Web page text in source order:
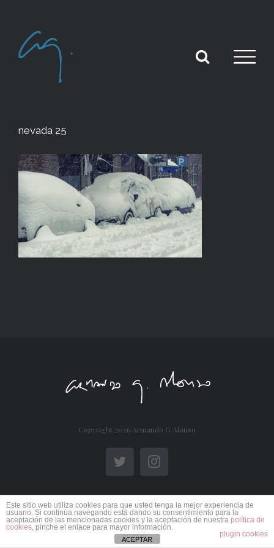
content
nevada 25
Copyright 2026 Armando G Alonso
TwitterInstagram
Este sitio web utiliza cookies para que usted tenga la mejor experiencia de
usuario. Si continúa navegando está dando su consentimiento para la
aceptación de las mencionadas cookies y la aceptación de nuestra política de
cookies, pinche el enlace para mayor información.
plugin cookies
ACEPTAR